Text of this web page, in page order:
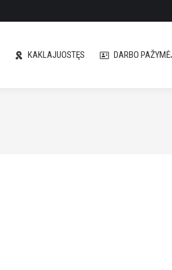
KAKLAJUOSTĘS DARBO
KAKLAJUOSTĘS DARBO